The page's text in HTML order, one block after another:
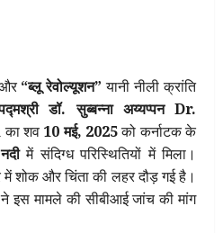
“ब्लू रेवोल्यूशन” यानी नीली क्रांति
डॉ. सुब्बन्ना अय्यप्पन Dr.
का शव 10 मई, 2025को कर्नाटक के
में संदिग्ध परिस्थितियों में मिला।
शोक और चिंता की लहर दौड़ गई है।
इस मामले की सीबीआई जांच की मांग